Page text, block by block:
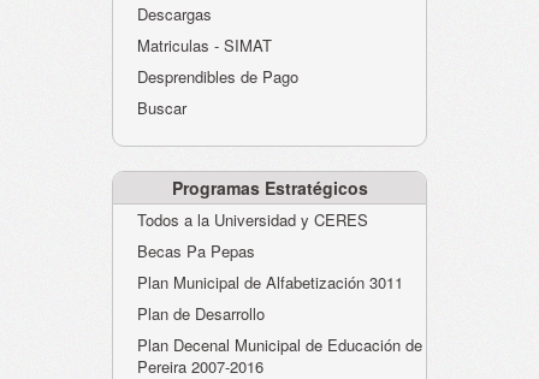
Despacho Secretaría
Evaluación desempeño
Humano-Cesantías
Descargas
Matriculas - SIMAT
Desprendibles de Pago
Buscar
Programas Estratégicos
Todos a la Universidad y CERES
Becas Pa Pepas
Plan Municipal de Alfabetización 3011
Plan de Desarrollo
Plan Decenal Municipal de Educación de
Pereira 2007-2016